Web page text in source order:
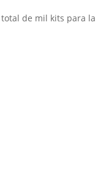
de mil kits para la